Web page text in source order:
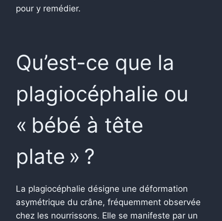
pour y remédier.
Qu’est-ce que la
plagiocéphalie ou
« bébé à tête
plate » ?
La plagiocéphalie désigne une déformation
asymétrique du crâne, fréquemment observée
chez les nourrissons. Elle se manifeste par un